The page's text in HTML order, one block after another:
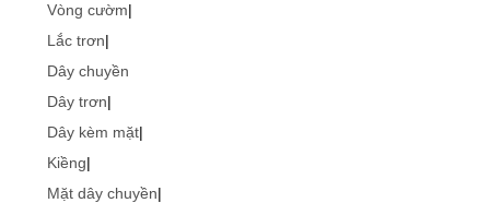
Vòng cườm|
Lắc trơn|
Dây chuyền
Dây trơn|
Dây kèm mặt|
Kiềng|
Mặt dây chuyền|